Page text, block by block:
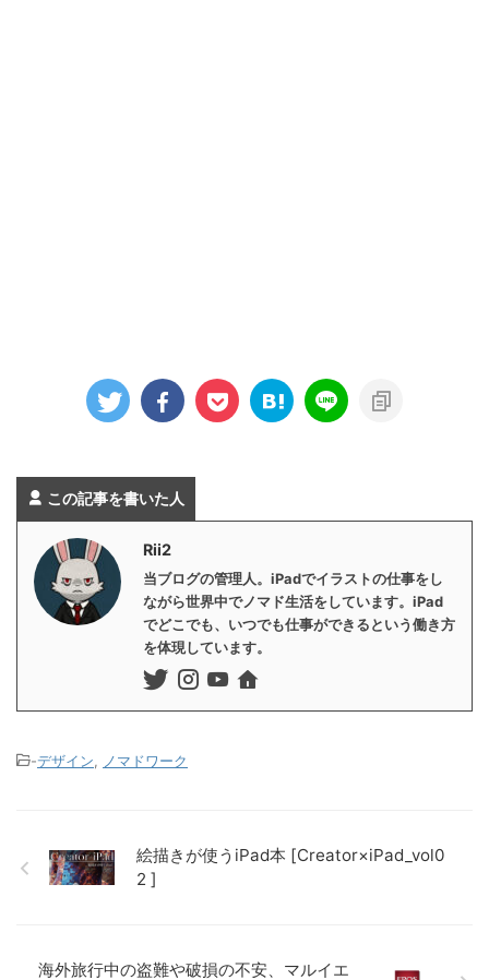
この記事を書いた人
Rii2
当ブログの管理人。iPadでイラストの仕事をし
ながら世界中でノマド生活をしています。iPad
でどこでも、いつでも仕事ができるという働き方
を体現しています。
-デザイン ノマドワーク
絵描きが使うiPad本 [Creator×iPad_vol0
2 ]
海外旅行中の盗難や破損の不安、マルイエ